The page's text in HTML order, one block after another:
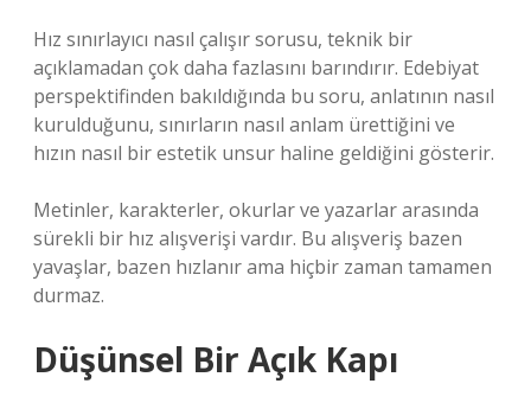
Hız sınırlayıcı nasıl çalışır sorusu, teknik bir
açıklamadan çok daha fazlasını barındırır. Edebiyat
perspektifinden bakıldığında bu soru, anlatının nasıl
kurulduğunu, sınırların nasıl anlam ürettiğini ve
hızın nasıl bir estetik unsur haline geldiğini gösterir.
Metinler, karakterler, okurlar ve yazarlar arasında
sürekli bir hız alışverişi vardır. Bu alışveriş bazen
yavaşlar, bazen hızlanır ama hiçbir zaman tamamen
durmaz.
Düşünsel Bir Açık Kapı